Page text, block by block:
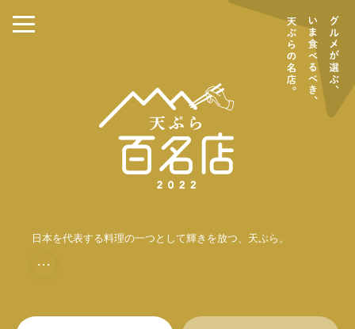
日本を代表する料理の一つとして輝きを放つ、天ぷら。
・・・